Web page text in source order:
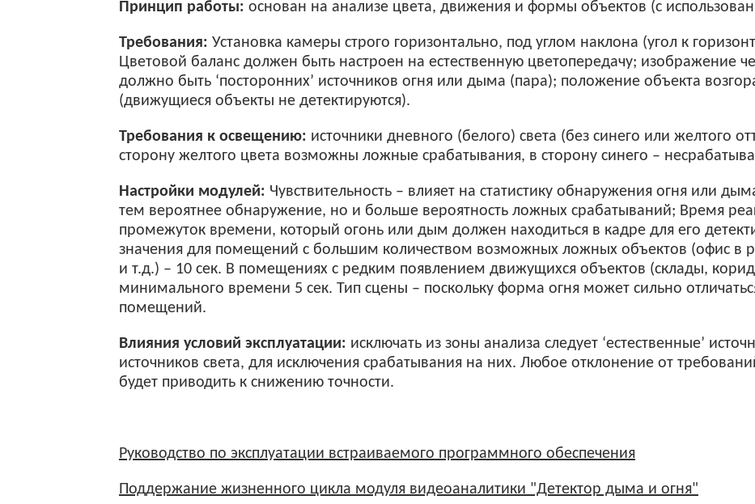
Принцип работы: основан на анализе цвета, движения и формы объектов (с
Требования: Установка камеры строго горизонтально, под углом наклона (угол к
Цветовой баланс должен быть настроен на естественную цветопередачу; изображение
должно быть ‘посторонних’ источников огня или дыма (пара); положение объекта
(движущиеся объекты не детектируются).
Требования к освещению: источники дневного (белого) света (без синего или желтого
сторону желтого цвета возможны ложные срабатывания, в сторону синего –
Настройки модулей: Чувствительность – влияет на статистику обнаружения огня или
тем вероятнее обнаружение, но и больше вероятность ложных срабатываний; Время
промежуток времени, который огонь или дым должен находиться в кадре для его
значения для помещений с большим количеством возможных ложных объектов (офис в
и т.д.) – 10 сек. В помещениях с редким появлением движущихся объектов (склады,
минимального времени 5 сек. Тип сцены – поскольку форма огня может сильно
помещений.
Влияния условий эксплуатации: исключать из зоны анализа следует ‘естественные’
источников света, для исключения срабатывания на них. Любое отклонение от
будет приводить к снижению точности.
Руководство по эксплуатации встраиваемого программного обеспечения
Поддержание жизненного цикла модуля видеоаналитики "Детектор дыма и огня"